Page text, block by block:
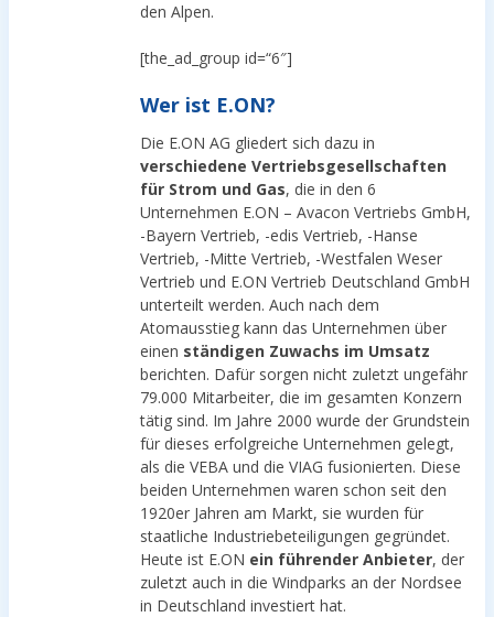
den Alpen.
[the_ad_group id=“6″]
Wer ist E.ON?
Die E.ON AG gliedert sich dazu in
verschiedene Vertriebsgesellschaften
für Strom und Gas, die in den 6
Unternehmen E.ON – Avacon Vertriebs GmbH,
-Bayern Vertrieb, -edis Vertrieb, -Hanse
Vertrieb, -Mitte Vertrieb, -Westfalen Weser
Vertrieb und E.ON Vertrieb Deutschland GmbH
unterteilt werden. Auch nach dem
Atomausstieg kann das Unternehmen über
einen ständigen Zuwachs im Umsatz
berichten. Dafür sorgen nicht zuletzt ungefähr
79.000 Mitarbeiter, die im gesamten Konzern
tätig sind. Im Jahre 2000 wurde der Grundstein
für dieses erfolgreiche Unternehmen gelegt,
als die VEBA und die VIAG fusionierten. Diese
beiden Unternehmen waren schon seit den
1920er Jahren am Markt, sie wurden für
staatliche Industriebeteiligungen gegründet.
Heute ist E.ON ein führender Anbieter, der
zuletzt auch in die Windparks an der Nordsee
in Deutschland investiert hat.